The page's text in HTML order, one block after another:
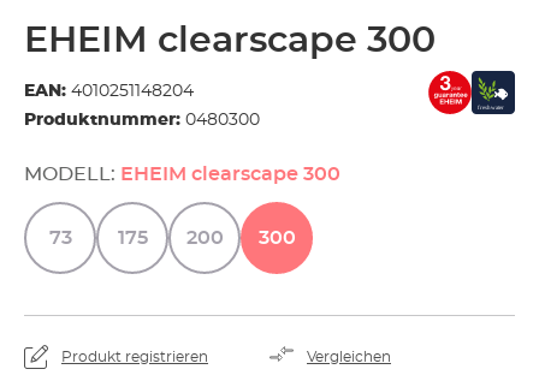
EHEIM clearscape 300
EAN: 4010251148204
Produktnummer: 0480300
MODELL: EHEIM clearscape 300
73 175 200 300
Produkt registrieren Vergleichen